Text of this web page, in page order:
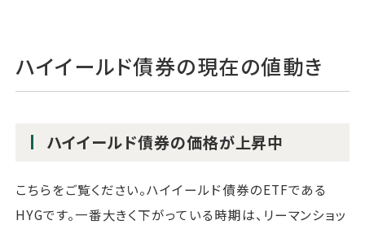
ハイイールド債券の現在の値動き
ハイイールド債券の価格が上昇中
こちらをご覧ください。ハイイールド債券のETFである
HYGです。一番大きく下がっている時期は、リーマンショッ